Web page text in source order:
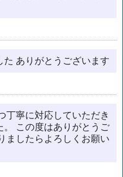
た ありがとうございます
丁寧に対応していただき
この度はありがとうご
ましたらよろしくお願い